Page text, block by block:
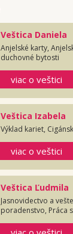
Veštica Daniela
Anjelské karty,
duchovné bytosti
viac o veštici
Veštica Izabela
Výklad kariet,
viac o veštici
Veštica Ľudmila
Jasnovidectvo a
poradenstvo, Práca